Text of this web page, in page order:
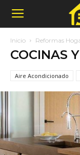
Inicio Reformas
COCINAS
Aire Acondicionado